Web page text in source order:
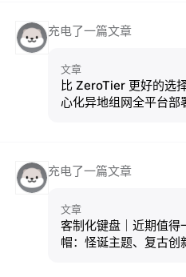
充电了一篇文章
文章
比 ZeroTier 更好的选
心化异地组网全平台部
充电了一篇文章
文章
客制化键盘｜近期值得
帽：怪诞主题、复古创